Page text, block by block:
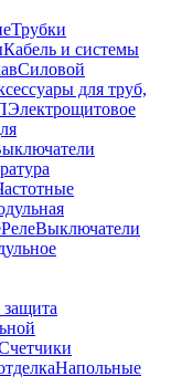
Трубки
Кабель и системы
Силовой
для труб,
Электрощитовое
РелеВыключатели
Напольные